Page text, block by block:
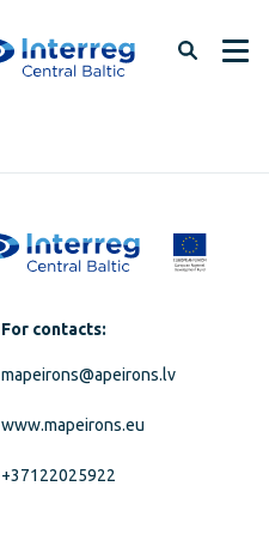
For contacts:
mapeirons@apeirons.lv
www.mapeirons.eu
+37122025922